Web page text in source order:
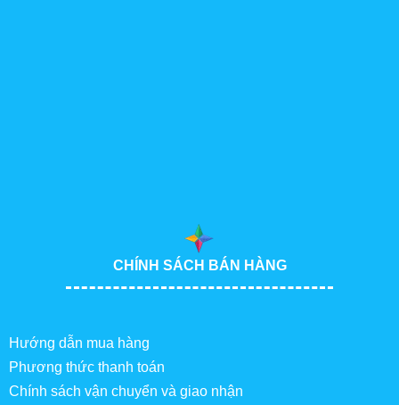
CHÍNH SÁCH BÁN HÀNG
Hướng dẫn mua hàng
Phương thức thanh toán
Chính sách vận chuyển và giao nhận